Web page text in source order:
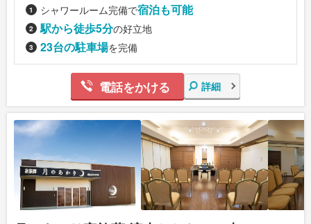
シャワールーム完備で宿泊も可能
駅から徒歩5分の好立地
23台の駐車場を完備
電話をかける 詳細